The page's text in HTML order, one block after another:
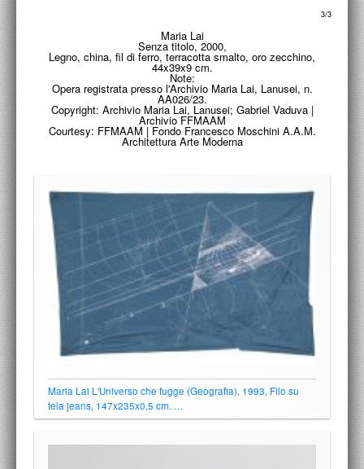
3/3
Maria Lai
Senza titolo, 2000,
Legno, china, fil di ferro, terracotta smalto, oro zecchino,
44x39x9 cm.
Note:
Opera registrata presso l'Archivio Maria Lai, Lanusei, n.
AA026/23.
Copyright: Archivio Maria Lai, Lanusei; Gabriel Vaduva |
Archivio FFMAAM
Courtesy: FFMAAM | Fondo Francesco Moschini A.A.M.
Architettura Arte Moderna
Maria Lai L'Universo che fugge (Geografia), 1993, Filo su
tela jeans, 147x235x0,5 cm. …